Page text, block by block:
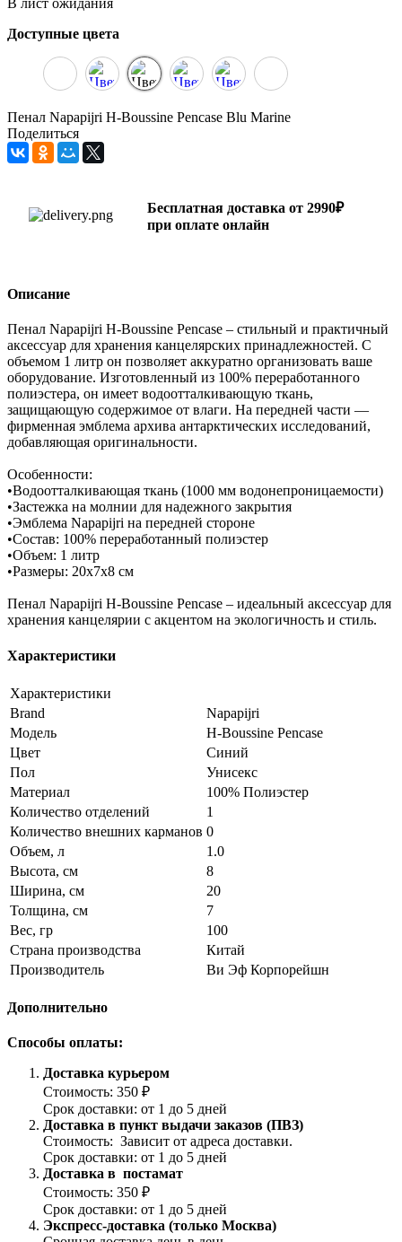
Доступные цвета
Пенал Napapijri H-Boussine Pencase Blu Marine
Поделиться
Бесплатная доставка от 2990₽
при оплате онлайн
Описание
Пенал Napapijri H-Boussine Pencase – стильный и практичный
аксессуар для хранения канцелярских принадлежностей. С
объемом 1 литр он позволяет аккуратно организовать ваше
оборудование. Изготовленный из 100% переработанного
полиэстера, он имеет водоотталкивающую ткань,
защищающую содержимое от влаги. На передней части —
фирменная эмблема архива антарктических исследований,
добавляющая оригинальности.
Особенности:
•Водоотталкивающая ткань (1000 мм водонепроницаемости)
•Застежка на молнии для надежного закрытия
•Эмблема Napapijri на передней стороне
•Состав: 100% переработанный полиэстер
•Объем: 1 литр
•Размеры: 20х7х8 см
Пенал Napapijri H-Boussine Pencase – идеальный аксессуар для
хранения канцелярии с акцентом на экологичность и стиль.
Характеристики
Характеристики
Brand
Napapijri
Модель
H-Boussine Pencase
Цвет
Синий
Пол
Унисекс
Материал
100% Полиэстер
Количество отделений
1
Количество внешних карманов 0
Объем, л
1.0
Высота, см
8
Ширина, см
20
Толщина, см
7
Вес, гр
100
Страна производства
Китай
Производитель
Ви Эф Корпорейшн
Дополнительно
Способы оплаты:
Доставка курьером
Стоимость: 350 ₽
Срок доставки: от 1 до 5 дней
Доставка в пункт выдачи заказов (ПВЗ)
Стоимость: Зависит от адреса доставки.
Срок доставки: от 1 до 5 дней
Доставка в постамат
Стоимость: 350 ₽
Срок доставки: от 1 до 5 дней
Экспресс-доставка (только Москва)